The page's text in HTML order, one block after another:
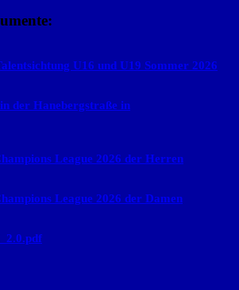
U16 und U19 Sommer 2026
der Hanebergstraße in
League 2026 der Herren
League 2026 der Damen